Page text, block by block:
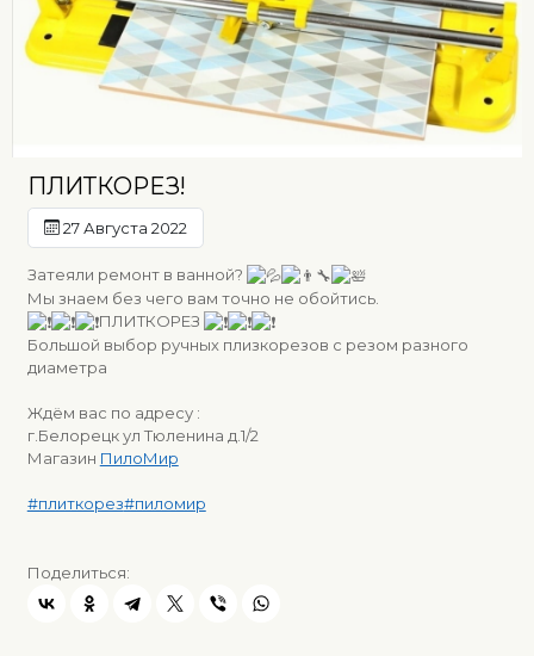
ПЛИТКОРЕЗ!
27 Августа 2022
Затеяли ремонт в ванной?
Мы знаем без чего вам точно не обойтись.
ПЛИТКОРЕЗ
Большой выбор ручных плизкорезов с резом разного
диаметра
Ждём вас по адресу :
г.Белорецк ул Тюленина д.1/2
Магазин ПилоМир
#плиткорез#пиломир
Поделиться: